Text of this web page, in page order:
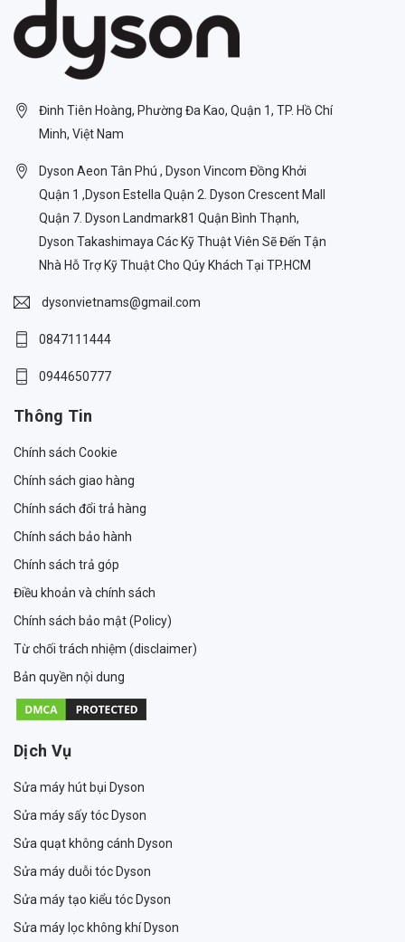
Đinh Tiên Hoàng, Phường Đa Kao, Quận 1, TP. Hồ Chí
Minh, Việt Nam
Dyson Aeon Tân Phú , Dyson Vincom Đồng Khởi
Quận 1 ,Dyson Estella Quận 2. Dyson Crescent Mall
Quận 7. Dyson Landmark81 Quận Bình Thạnh,
Dyson Takashimaya Các Kỹ Thuật Viên Sẽ Đến Tận
Nhà Hỗ Trợ Kỹ Thuật Cho Qúy Khách Tại TP.HCM
dysonvietnams@gmail.com
0847111444
0944650777
Thông Tin
Chính sách Cookie
Chính sách giao hàng
Chính sách đổi trả hàng
Chính sách bảo hành
Chính sách trả góp
Điều khoản và chính sách
Chính sách bảo mật (Policy)
Từ chối trách nhiệm (disclaimer)
Bản quyền nội dung
Dịch Vụ
Sửa máy hút bụi Dyson
Sửa máy sấy tóc Dyson
Sửa quạt không cánh Dyson
Sửa máy duỗi tóc Dyson
Sửa máy tạo kiểu tóc Dyson
Sửa máy lọc không khí Dyson